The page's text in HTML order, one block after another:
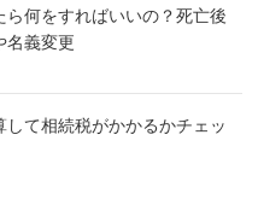
ら何をすればいいの？死亡後
名義変更
して相続税がかかるかチェッ